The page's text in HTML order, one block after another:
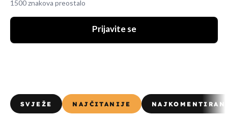
1500 znakova preostalo
Prijavite se
SVJEŽE NAJČITANIJE